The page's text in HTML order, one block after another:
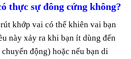
thực sự đông cứng không?
khớp vai có thể khiên vai bạn
này xảy ra khi bạn ít dùng đến
động) hoặc nếu bạn di